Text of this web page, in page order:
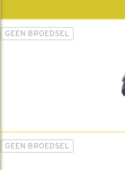
GEEN BROEDSEL
GEEN BROEDSEL